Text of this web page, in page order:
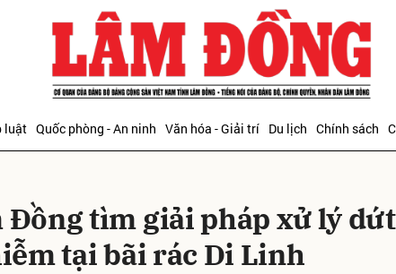
luật Quốc phòng - An ninh Văn hóa - Giải trí Du lịch Chính sách
Đồng tìm giải pháp xử lý
tại bãi rác Di Linh
bình luận